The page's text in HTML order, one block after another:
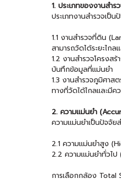
1. ประเภทของงานสำร
ประเภทงานสำรวจเป็
1.1 งานสำรวจที่ดิน
สามารถวัดได้ระยะไก
1.2 งานสำรวจโครงส
บันทึกข้อมูลที่แม่นยำ
1.3 งานสำรวจภูมิศาส
ทางที่วัดได้ไกลและมีค
2. ความแม่นยำ
ความแม่นยำเป็นปัจจั
2.1 ความแม่นยำสูง
2.2 ความแม่นยำทั่วไ
การเลือกกล้อง Total